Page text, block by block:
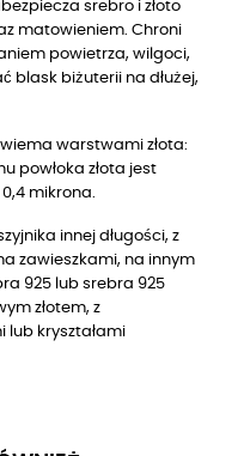
srebro i złoto
matowieniem. Chroni
powietrza, wilgoci,
blask biżuterii na dłużej,
warstwami złota:
powłoka złota jest
mikrona.
innej długości, z
zawieszkami, na innym
925 lub srebra 925
złotem, z
lub kryształami